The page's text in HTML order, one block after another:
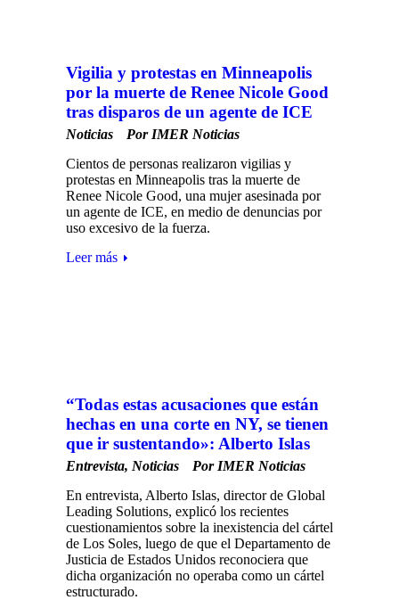
Vigilia y protestas en Minneapolis
por la muerte de Renee Nicole Good
tras disparos de un agente de ICE
Noticias Por IMER Noticias
Cientos de personas realizaron vigilias y
protestas en Minneapolis tras la muerte de
Renee Nicole Good, una mujer asesinada por
un agente de ICE, en medio de denuncias por
uso excesivo de la fuerza.
Leer más
“Todas estas acusaciones que están
hechas en una corte en NY, se tienen
que ir sustentando»: Alberto Islas
Entrevista, Noticias Por IMER Noticias
En entrevista, Alberto Islas, director de Global
Leading Solutions, explicó los recientes
cuestionamientos sobre la inexistencia del cártel
de Los Soles, luego de que el Departamento de
Justicia de Estados Unidos reconociera que
dicha organización no operaba como un cártel
estructurado.